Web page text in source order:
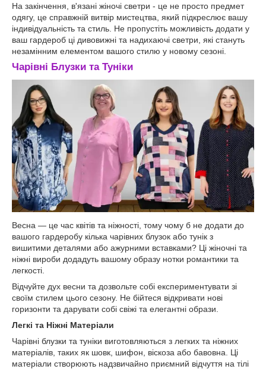
На закінчення, в'язані жіночі светри - це не просто предмет
одягу, це справжній витвір мистецтва, який підкреслює вашу
індивідуальність та стиль. Не пропустіть можливість додати у
ваш гардероб ці дивовижні та надихаючі светри, які стануть
незамінним елементом вашого стилю у новому сезоні.
Чарівні Блузки та Туніки
Весна — це час квітів та ніжності, тому чому б не додати до
вашого гардеробу кілька чарівних блузок або тунік з
вишитими деталями або ажурними вставками? Ці жіночні та
ніжні вироби додадуть вашому образу нотки романтики та
легкості.
Відчуйте дух весни та дозвольте собі експериментувати зі
своїм стилем цього сезону. Не бійтеся відкривати нові
горизонти та дарувати собі свіжі та елегантні образи.
Легкі та Ніжні Матеріали
Чарівні блузки та туніки виготовляються з легких та ніжних
матеріалів, таких як шовк, шифон, віскоза або бавовна. Ці
матеріали створюють надзвичайно приємний відчуття на тілі